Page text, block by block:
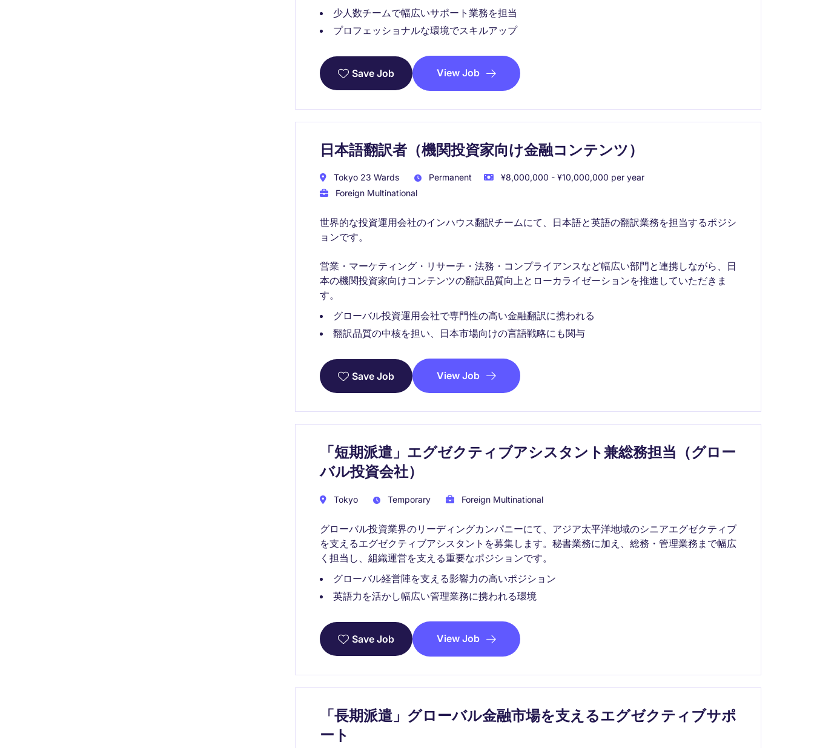
少人数チームで幅広いサポート業務を担当
プロフェッショナルな環境でスキルアップ
Save Job View Job
日本語翻訳者（機関投資家向け金融コンテンツ）
Tokyo 23 Wards Permanent
¥8,000,000 - ¥10,000,000 per year
Foreign Multinational
世界的な投資運用会社のインハウス翻訳チームにて、日本語と英語の翻訳業務を担当するポジシ
ョンです。
営業・マーケティング・リサーチ・法務・コンプライアンスなど幅広い部門と連携しながら、日
本の機関投資家向けコンテンツの翻訳品質向上とローカライゼーションを推進していただきま
す。
グローバル投資運用会社で専門性の高い金融翻訳に携われる
翻訳品質の中核を担い、日本市場向けの言語戦略にも関与
Save Job View Job
「短期派遣」エグゼクティブアシスタント兼総務担当（グロー
バル投資会社）
Tokyo Temporary Foreign Multinational
グローバル投資業界のリーディングカンパニーにて、アジア太平洋地域のシニアエグゼクティブ
を支えるエグゼクティブアシスタントを募集します。秘書業務に加え、総務・管理業務まで幅広
く担当し、組織運営を支える重要なポジションです。
グローバル経営陣を支える影響力の高いポジション
英語力を活かし幅広い管理業務に携われる環境
Save Job View Job
「長期派遣」グローバル金融市場を支えるエグゼクティブサポ
ート